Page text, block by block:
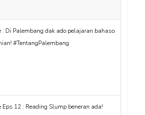
: Di Palembang dak ado pelajaran bahaso
#TentangPalembang
Eps 12 : Reading Slump beneran ada!